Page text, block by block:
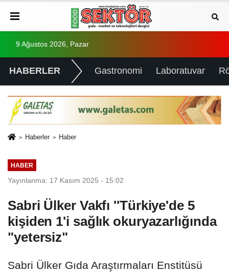
9 Ağustos 2026, Pazar
HABERLER Gastronomi Laboratuvar
Haberler Haber
HABER
Yayınlanma: 17 Kasım 2025 - 15:02
Sabri Ülker Vakfı ''Türkiye'de 5
kişiden 1'i sağlık okuryazarlığında
"yetersiz"
Sabri Ülker Gıda Araştırmaları Enstitüsü